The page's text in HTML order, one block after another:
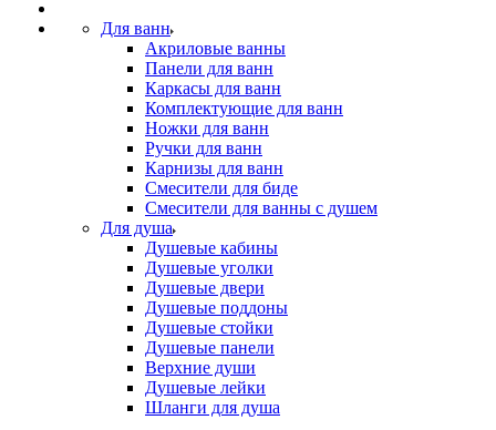
Для ванн
Акриловые ванны
Панели для ванн
Каркасы для ванн
Комплектующие для ванн
Ножки для ванн
Ручки для ванн
Карнизы для ванн
Смесители для биде
Смесители для ванны с душем
Для душа
Душевые кабины
Душевые уголки
Душевые двери
Душевые поддоны
Душевые стойки
Душевые панели
Верхние души
Душевые лейки
Шланги для душа